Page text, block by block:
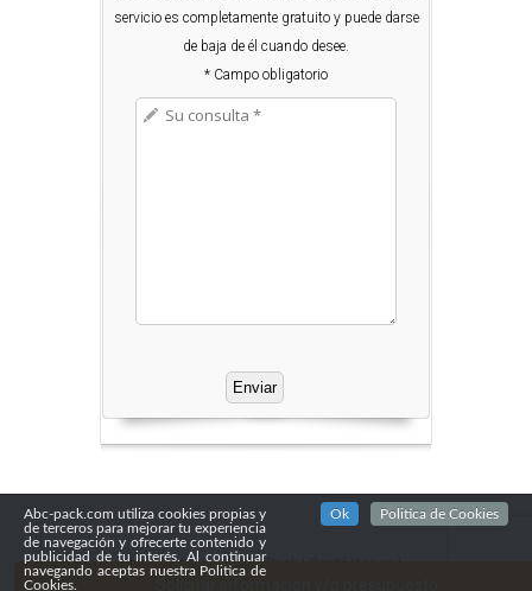
servicio es completamente gratuito y puede darse
de baja de él cuando desee.
* Campo obligatorio
Copyright© 2016Abc Pack
Confidencialidad
Abc-pack.com utiliza cookies propias y
de terceros para mejorar tu experiencia
de navegación y ofrecerte contenido y
publicidad de tu interés. Al continuar
navegando aceptas nuestra Politica de
Cookies.
Ok Politica de Cookies